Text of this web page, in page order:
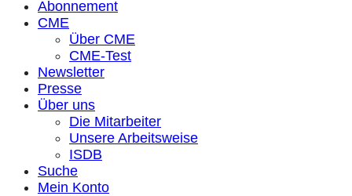
Abonnement
CME
Über CME
CME-Test
Newsletter
Presse
Über uns
Die Mitarbeiter
Unsere Arbeitsweise
ISDB
Suche
Mein Konto